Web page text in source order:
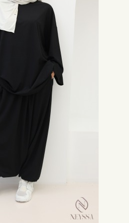
pour un style tendance et original.
capuche pour un look urbain
sont un must-have pour un look
sweat-shirt à capuche gilet
ou pour l'ensemble jogging femme
vogue.
voilée en fonction de sa couleur et
souvent choisis pour des occasions
des évènements tels que l’eid. Pour vos
aux couleurs vives comme le rose,
plus froids pour des rendez-vous plus
Les couleurs préférées par les femmes
le camel, le taupe le beige foncé et le
celui qui vous correspondra.
le lin le velours côtelé sont des matières
fluidité parfaites pour la hijabi moderne.